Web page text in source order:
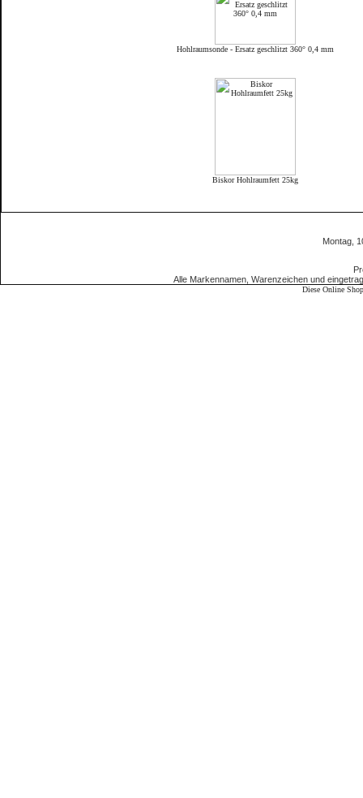
Hohlraumsonde - Ersatz geschlitzt 360° 0,4 mm
Biskor Hohlraumfett 25kg
Montag,
Alle Markennamen, Warenzeichen und
Diese Online